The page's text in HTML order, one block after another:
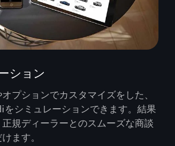
ション
プションでカスタマイズをした、
シミュレーションできます。結果
規ディーラーとのスムーズな商談
ます。